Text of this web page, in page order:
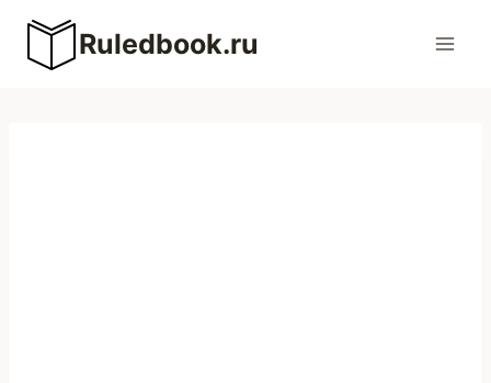
Перейти
содержимому
Ruledbook.ru